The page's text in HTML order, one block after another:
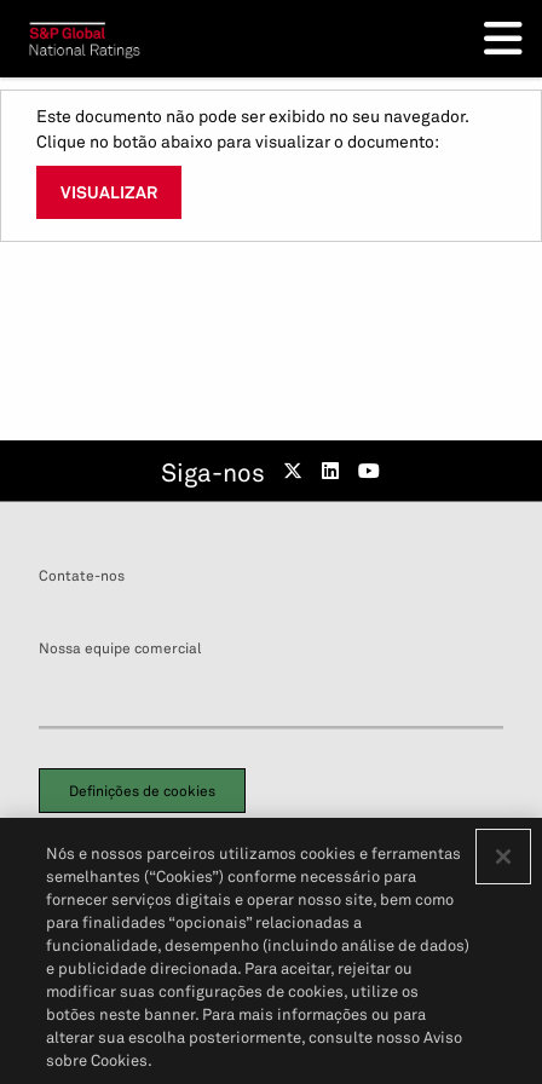
Este documento não pode ser exibido no seu navegador.
Clique no botão abaixo para visualizar o documento:
VISUALIZAR
Siga-nos
Contate-nos
Nossa equipe comercial
Definições de cookies
Política de PrivacidadePortal de privacidade do cliente (em inglês)
Não Venda Minhas Informações Pessoais© 2026 S&P Global
Nós e nossos parceiros utilizamos cookies e ferramentas
semelhantes (“Cookies”) conforme necessário para
fornecer serviços digitais e operar nosso site, bem como
para finalidades “opcionais” relacionadas a
funcionalidade, desempenho (incluindo análise de dados)
e publicidade direcionada. Para aceitar, rejeitar ou
modificar suas configurações de cookies, utilize os
botões neste banner. Para mais informações ou para
alterar sua escolha posteriormente, consulte nosso Aviso
sobre Cookies.